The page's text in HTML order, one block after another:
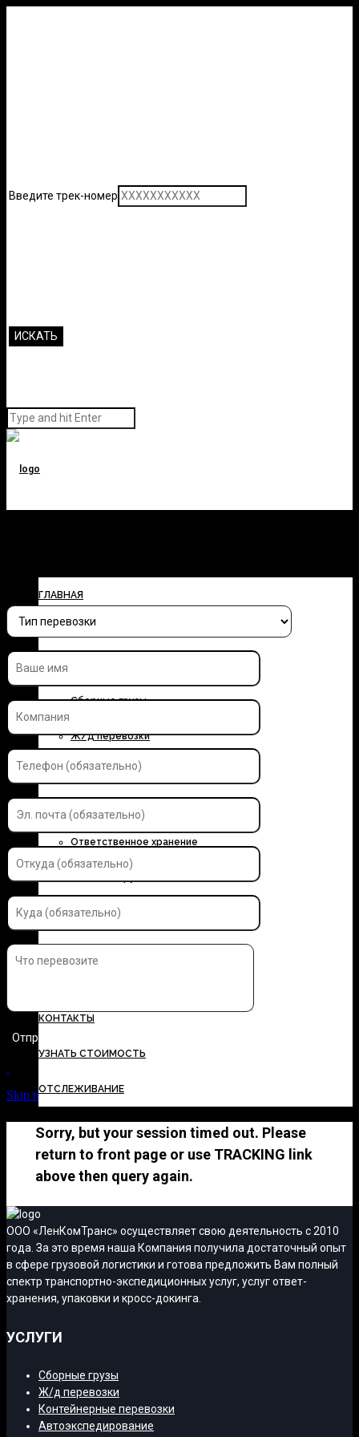
Введите трек-номер
ГЛАВНАЯ
О КОМПАНИИ
УСЛУГИ
Сборные грузы
Ж/д перевозки
Контейнерные перевозки
Автоэкспедирование
Ответственное хранение
Страхование грузов
ДОКУМЕНТЫ
КОНТАКТЫ
УЗНАТЬ СТОИМОСТЬ
ОТСЛЕЖИВАНИЕ
стоимость перевозки
Skip to Content
Sorry, but your session timed out. Please
return to front page or use TRACKING link
above then query again.
ООО «ЛенКомТранс» осуществляет свою деятельность с 2010
года. За это время наша Компания получила достаточный опыт
в сфере грузовой логистики и готова предложить Вам полный
спектр транспортно-экспедиционных услуг, услуг ответ-
хранения, упаковки и кросс-докинга.
УСЛУГИ
Сборные грузы
Ж/д перевозки
Контейнерные перевозки
Автоэкспедирование